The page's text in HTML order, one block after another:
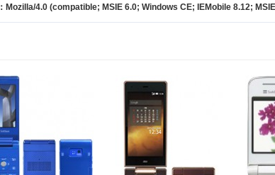
：Mozilla/4.0 (compatible; MSIE 6.0; Windows CE; IEMobile 8.12;